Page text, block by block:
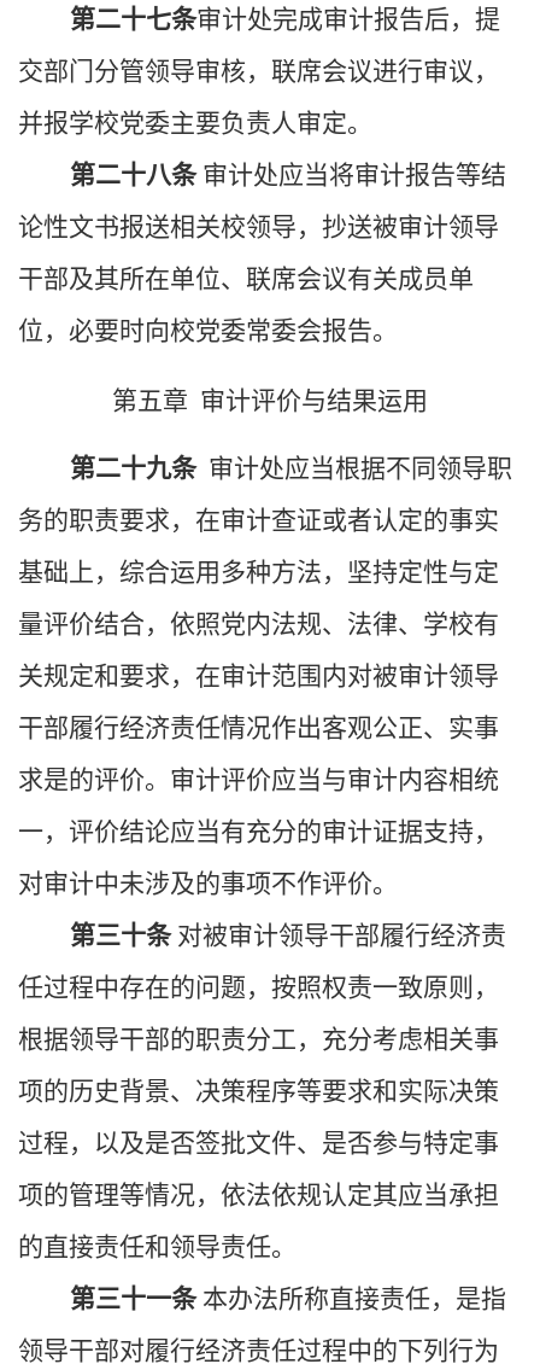
第二十七条审计处完成审计报告后，提
交部门分管领导审核，联席会议进行审议，
并报学校党委主要负责人审定。
第二十八条 审计处应当将审计报告等结
论性文书报送相关校领导，抄送被审计领导
干部及其所在单位、联席会议有关成员单
位，必要时向校党委常委会报告。
第五章 审计评价与结果运用
第二十九条 审计处应当根据不同领导职
务的职责要求，在审计查证或者认定的事实
基础上，综合运用多种方法，坚持定性与定
量评价结合，依照党内法规、法律、学校有
关规定和要求，在审计范围内对被审计领导
干部履行经济责任情况作出客观公正、实事
求是的评价。审计评价应当与审计内容相统
一，评价结论应当有充分的审计证据支持，
对审计中未涉及的事项不作评价。
第三十条 对被审计领导干部履行经济责
任过程中存在的问题，按照权责一致原则，
根据领导干部的职责分工，充分考虑相关事
项的历史背景、决策程序等要求和实际决策
过程，以及是否签批文件、是否参与特定事
项的管理等情况，依法依规认定其应当承担
的直接责任和领导责任。
第三十一条 本办法所称直接责任，是指
领导干部对履行经济责任过程中的下列行为